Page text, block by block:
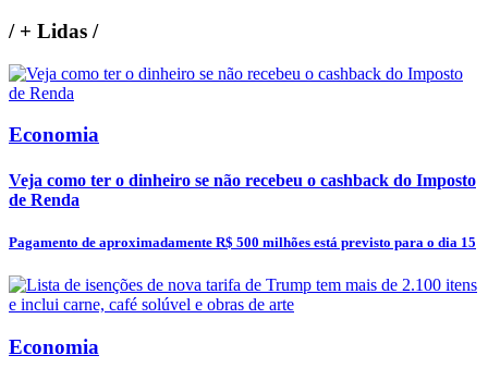
/+ Lidas /
Economia
Veja como ter o dinheiro se não recebeu o cashback do Imposto
de Renda
Pagamento de aproximadamente R$ 500 milhões está previsto para o dia 15
Economia